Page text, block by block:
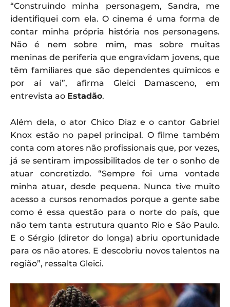
“Construindo minha personagem, Sandra, me
identifiquei com ela. O cinema é uma forma de
contar minha própria história nos personagens.
Não é nem sobre mim, mas sobre muitas
meninas de periferia que engravidam jovens, que
têm familiares que são dependentes químicos e
por aí vai”, afirma Gleici Damasceno, em
entrevista ao Estadão.
Além dela, o ator Chico Diaz e o cantor Gabriel
Knox estão no papel principal. O filme também
conta com atores não profissionais que, por vezes,
já se sentiram impossibilitados de ter o sonho de
atuar concretizdo. “Sempre foi uma vontade
minha atuar, desde pequena. Nunca tive muito
acesso a cursos renomados porque a gente sabe
como é essa questão para o norte do país, que
não tem tanta estrutura quanto Rio e São Paulo.
E o Sérgio (diretor do longa) abriu oportunidade
para os não atores. E descobriu novos talentos na
região”, ressalta Gleici.